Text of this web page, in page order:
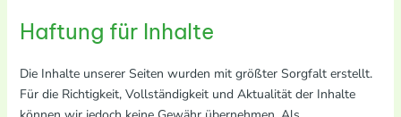
Haftung für Inhalte
Die Inhalte unserer Seiten wurden mit größter Sorgfalt erstellt.
Für die Richtigkeit, Vollständigkeit und Aktualität der Inhalte